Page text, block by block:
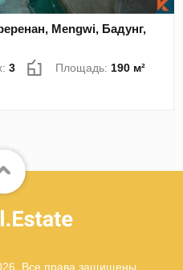
Mengwi, Бадунг,
3 Площадь: 190 м²
Все права защищены.